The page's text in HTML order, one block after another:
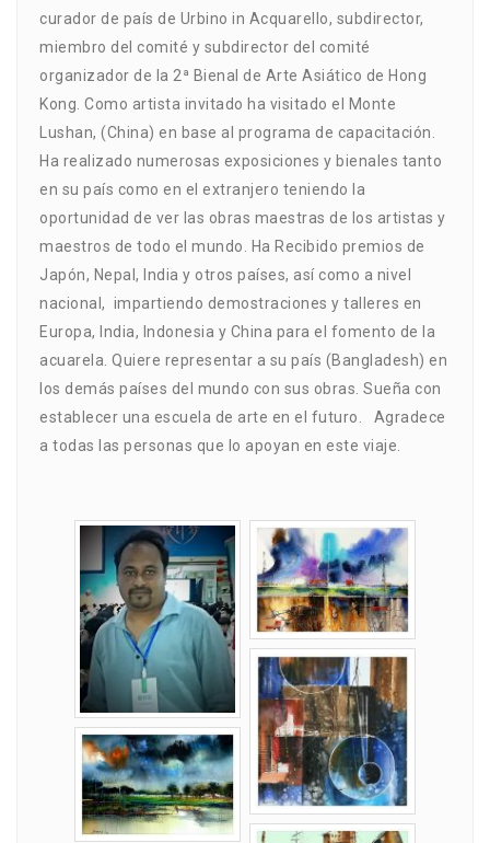
curador de país de Urbino in Acquarello, subdirector,
miembro del comité y subdirector del comité
organizador de la 2ª Bienal de Arte Asiático de Hong
Kong. Como artista invitado ha visitado el Monte
Lushan, (China) en base al programa de capacitación.
Ha realizado numerosas exposiciones y bienales tanto
en su país como en el extranjero teniendo la
oportunidad de ver las obras maestras de los artistas y
maestros de todo el mundo. Ha Recibido premios de
Japón, Nepal, India y otros países, así como a nivel
nacional, impartiendo demostraciones y talleres en
Europa, India, Indonesia y China para el fomento de la
acuarela. Quiere representar a su país (Bangladesh) en
los demás países del mundo con sus obras. Sueña con
establecer una escuela de arte en el futuro. Agradece
a todas las personas que lo apoyan en este viaje.